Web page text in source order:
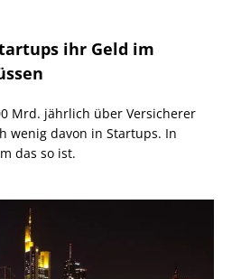
ihr Geld im
Mrd. jährlich über Versicherer
wenig davon in Startups. In
das so ist.